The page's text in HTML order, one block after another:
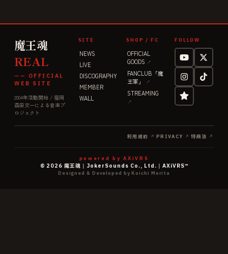
魔王魂
REAL
—— OFFICIAL
WEB SITE
2004年活動開始 / 福岡
森田交一による音楽プ
ロジェクト
SITE
NEWS
LIVE
DISCOGRAPHY
MEMBER
WALL
SHOP / FC
OFFICIAL
GOODS ↗
FANCLUB「魔
王軍」
↗
STREAMING
↗
FOLLOW
利用規約 ↗ PRIVACY ↗ 特商法 ↗
powered by AXiVRS
© 2026 魔王魂 | JokerSounds Co., Ltd. | AXiVRS™
Designed & Developed by Koichi Morita